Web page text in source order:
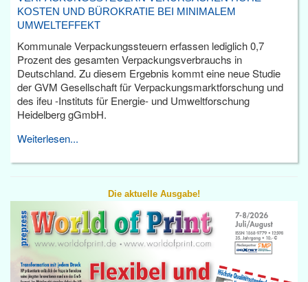
KOSTEN UND BÜROKRATIE BEI MINIMALEM
UMWELTEFFEKT
Kommunale Verpackungssteuern erfassen lediglich 0,7
Prozent des gesamten Verpackungsverbrauchs in
Deutschland. Zu diesem Ergebnis kommt eine neue Studie
der GVM Gesellschaft für Verpackungsmarktforschung und
des ifeu -Instituts für Energie- und Umweltforschung
Heidelberg gGmbH.
Weiterlesen...
Die aktuelle Ausgabe!